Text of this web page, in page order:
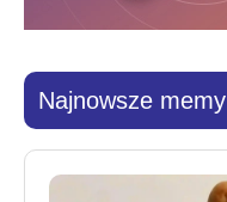
Najnowsze memy